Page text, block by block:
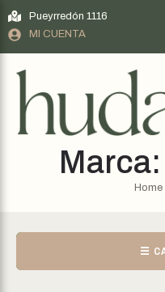
Pueyrredón 1116
MI CUENTA
Marca:
Home
☰